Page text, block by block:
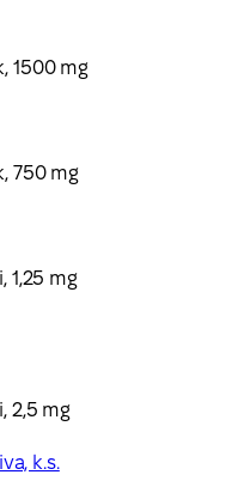
1500 mg
750 mg
1,25 mg
2,5 mg
k.s.